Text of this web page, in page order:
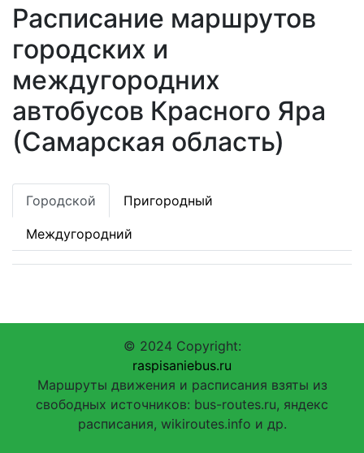
Расписание маршрутов
городских и
междугородних
автобусов Красного Яра
(Самарская область)
Городской Пригородный
Междугородний
© 2024 Copyright:
raspisaniebus.ru
Маршруты движения и расписания взяты из
свободных источников: bus-routes.ru, яндекс
расписания, wikiroutes.info и др.